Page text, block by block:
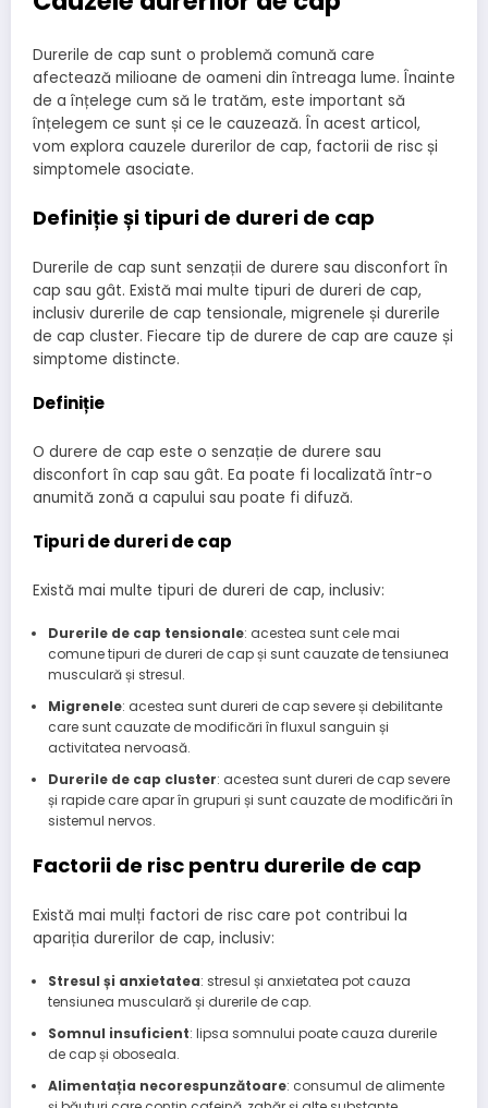
Durerile de cap sunt o problemă comună care
afectează milioane de oameni din întreaga lume. Înainte
de a înțelege cum să le tratăm, este important să
înțelegem ce sunt și ce le cauzează. În acest articol,
vom explora cauzele durerilor de cap, factorii de risc și
simptomele asociate.
Definiție și tipuri de dureri de cap
Durerile de cap sunt senzații de durere sau disconfort în
cap sau gât. Există mai multe tipuri de dureri de cap,
inclusiv durerile de cap tensionale, migrenele și durerile
de cap cluster. Fiecare tip de durere de cap are cauze și
simptome distincte.
Definiție
O durere de cap este o senzație de durere sau
disconfort în cap sau gât. Ea poate fi localizată într-o
anumită zonă a capului sau poate fi difuză.
Tipuri de dureri de cap
Există mai multe tipuri de dureri de cap, inclusiv:
Durerile de cap tensionale: acestea sunt cele mai
comune tipuri de dureri de cap și sunt cauzate de tensiunea
musculară și stresul.
Migrenele: acestea sunt dureri de cap severe și debilitante
care sunt cauzate de modificări în fluxul sanguin și
activitatea nervoasă.
Durerile de cap cluster: acestea sunt dureri de cap severe
și rapide care apar în grupuri și sunt cauzate de modificări în
sistemul nervos.
Factorii de risc pentru durerile de cap
Există mai mulți factori de risc care pot contribui la
apariția durerilor de cap, inclusiv:
Stresul și anxietatea: stresul și anxietatea pot cauza
tensiunea musculară și durerile de cap.
Somnul insuficient: lipsa somnului poate cauza durerile
de cap și oboseala.
Alimentația necorespunzătoare: consumul de alimente